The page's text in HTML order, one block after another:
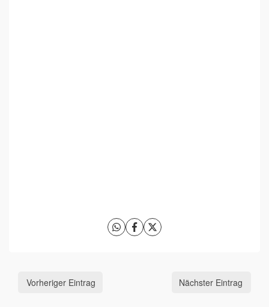
Vorheriger Eintrag Nächster Eintrag